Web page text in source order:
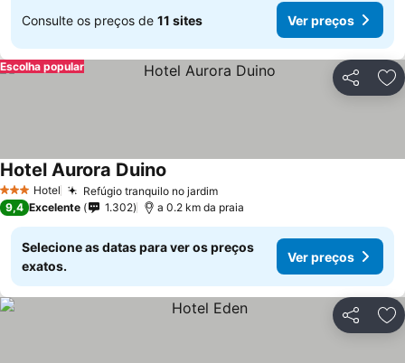
Consulte os preços de 11 sites Ver preços
Partilhar
Escolha popular
3 EstrelasHotel Refúgio tranquilo no jardimVer preços
Hotel Aurora Duino
9,4 Excelente 1.302 a 0.2 km da praia
Selecione as datas para ver os preços
exatos.
Ver preços
Partilhar